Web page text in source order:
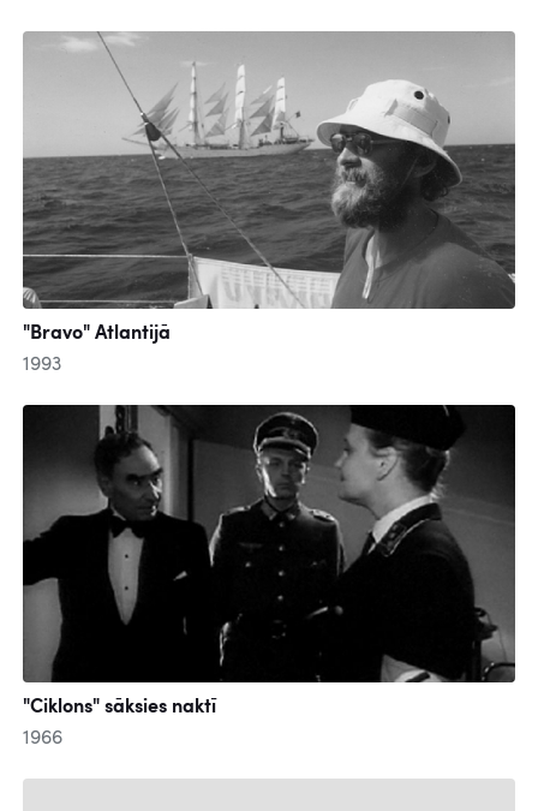
"Bravo" Atlantijā
1993
"Ciklons" sāksies naktī
1966